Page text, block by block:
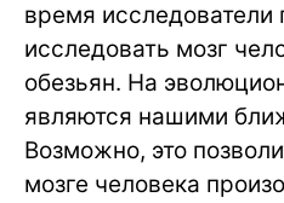
время исследователи
исследовать мозг
обезьян. На
являются нашими
Возможно, это
мозге человека